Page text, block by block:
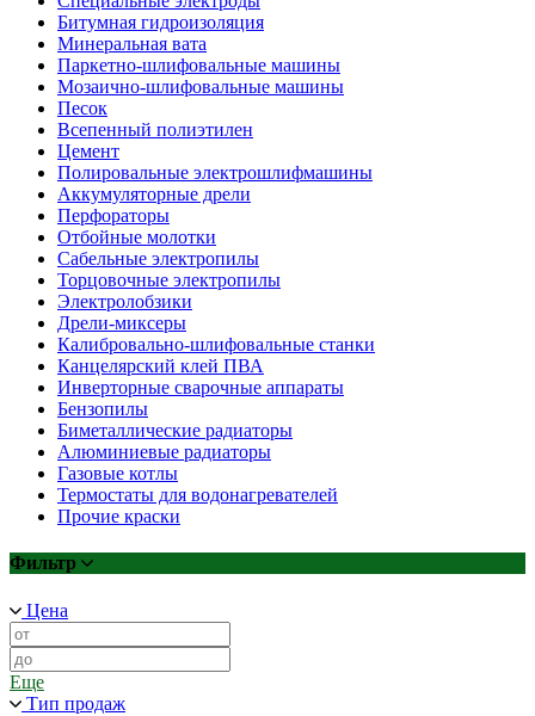
Битумная гидроизоляция
Минеральная вата
Паркетно-шлифовальные машины
Мозаично-шлифовальные машины
Песок
Всепенный полиэтилен
Цемент
Полировальные электрошлифмашины
Аккумуляторные дрели
Перфораторы
Отбойные молотки
Сабельные электропилы
Торцовочные электропилы
Электролобзики
Дрели-миксеры
Калибровально-шлифовальные станки
Канцелярский клей ПВА
Инверторные сварочные аппараты
Бензопилы
Биметаллические радиаторы
Алюминиевые радиаторы
Газовые котлы
Термостаты для водонагревателей
Прочие краски
Фильтр
Цена
Еще
Тип продаж